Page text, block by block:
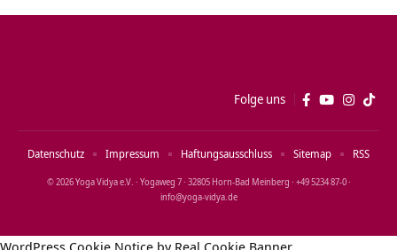
Folge uns
© 2026 Yoga Vidya e.V. · Yogaweg 7 · 32805 Horn‑Bad Meinberg · +49 5234 87‑0 ·
info@yoga‑vidya.de
Datenschutz Impressum Haftungsausschluss Sitemap RSS